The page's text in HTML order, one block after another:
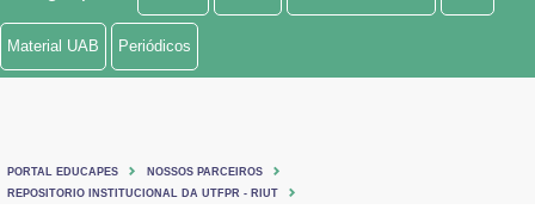
Ministério de Minas e Energia
Ministério do Turismo
Material UAB Periódicos
PORTAL EDUCAPES
NOSSOS PARCEIROS
REPOSITORIO INSTITUCIONAL DA UTFPR - RIUT